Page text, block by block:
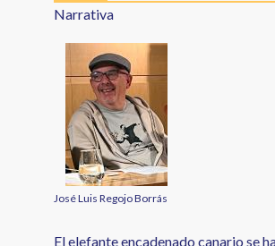
Narrativa
José Luis Regojo Borrás
El elefante encadenado canario se